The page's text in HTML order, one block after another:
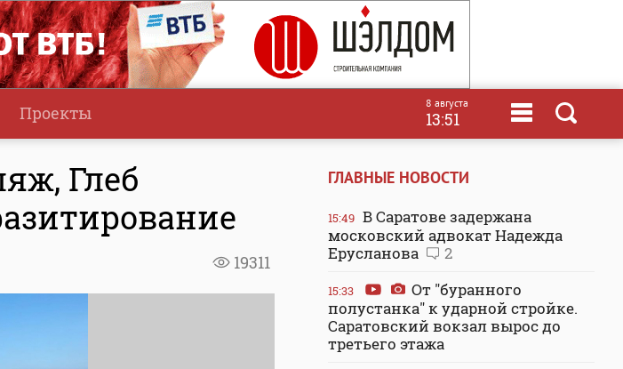
Проекты 8 августа
13:51
Глеб
19311
ГЛАВНЫЕ НОВОСТИ
15:49 В Саратове задержана
московский адвокат Надежда
Ерусланова
2
15:33
От "буранного
полустанка" к ударной стройке.
Саратовский вокзал вырос до
третьего этажа